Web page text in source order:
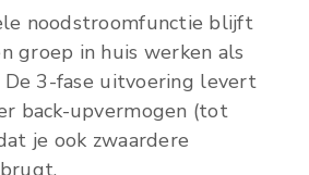
noodstroomfunctie blijft
groep in huis werken als
3-fase uitvoering levert
back-upvermogen (tot
je ook zwaardere